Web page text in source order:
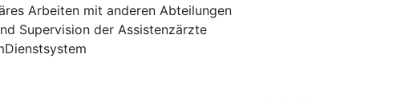
Arbeiten mit anderen Abteilungen
Supervision der Assistenzärzte